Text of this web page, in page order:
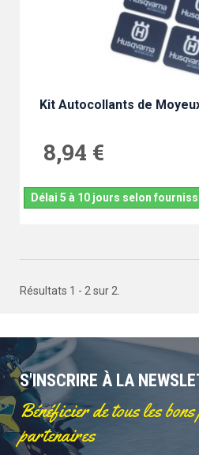
Kit Autocollants de
8,94 €
Délai 5 à 10 jours selon
Résultats 1 - 2 sur 2.
S'INSCRIRE À LA
Bénéficier de tous les
partenaires